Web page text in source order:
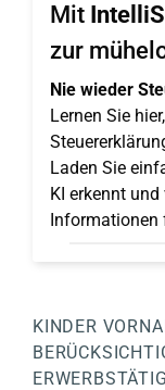
Mit
zur
Nie wieder
Lernen Sie
Laden Sie
KI erkennt
Informationen
KINDER